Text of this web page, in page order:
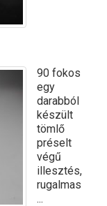
90 fokos
egy
darabból
készült
tömlő
préselt
végű
illesztés,
rugalmas
...